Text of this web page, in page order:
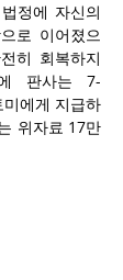
정에 자신의
로 이어졌으
히 회복하지
판사는 7-
에게 지급하
위자료 17만